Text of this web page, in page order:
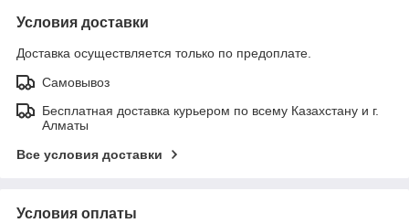
Условия доставки
Доставка осуществляется только по предоплате.
Самовывоз
Бесплатная доставка курьером по всему Казахстану и г.
Алматы
Все условия доставки
Условия оплаты